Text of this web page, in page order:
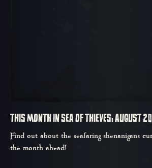
THIS MONTH IN SEA OF THIEVES: AUGUST
Find out about the seafaring shenanigans
the month ahead!